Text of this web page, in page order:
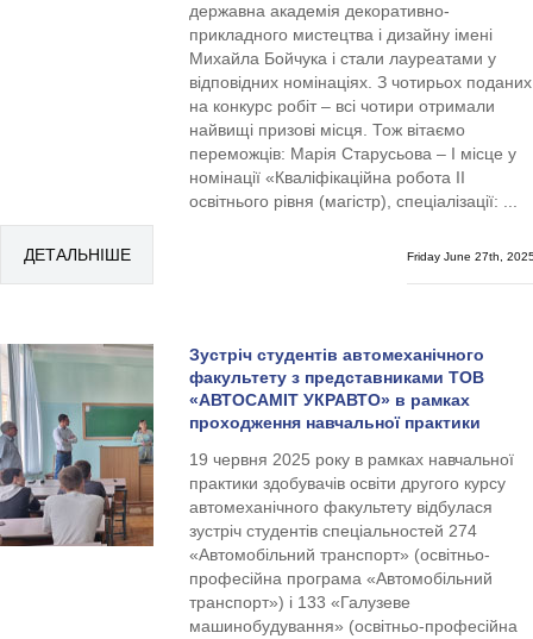
державна академія декоративно-
прикладного мистецтва і дизайну імені
Михайла Бойчука і стали лауреатами у
відповідних номінаціях. З чотирьох поданих
на конкурс робіт – всі чотири отримали
найвищі призові місця. Тож вітаємо
переможців: Марія Старусьова – І місце у
номінації «Кваліфікаційна робота ІІ
освітнього рівня (магістр), спеціалізації: ...
ДЕТАЛЬНІШЕ Friday June 27th,
Зустріч студентів автомеханічного
факультету з представниками ТОВ
«АВТОСАМІТ УКРАВТО» в рамках
проходження навчальної практики
19 червня 2025 року в рамках навчальної
практики здобувачів освіти другого курсу
автомеханічного факультету відбулася
зустріч студентів спеціальностей 274
«Автомобільний транспорт» (освітньо-
професійна програма «Автомобільний
транспорт») і 133 «Галузеве
машинобудування» (освітньо-професійна